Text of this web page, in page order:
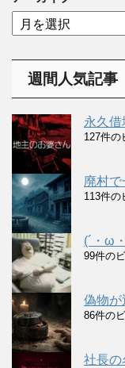
リ
ー
ア
ー
週間人気記事
永久借
127件の
廃村
113件の
(´・ω
99件の
偽物が
86件の
社長の